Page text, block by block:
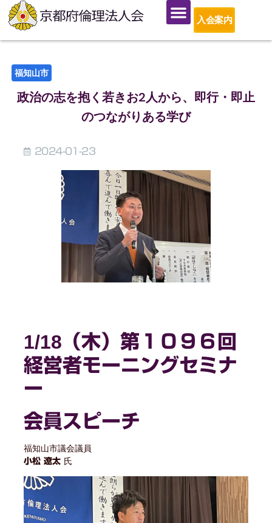
入会案内
福知山市
政治の志を抱く若きお2人から、即行・即止
のつながりある学び
2024-01-23
1/18 （木）第１０９６回
経営者モーニングセミナ
ー
会員スピーチ
福知山市議会議員
小松 遼太 氏